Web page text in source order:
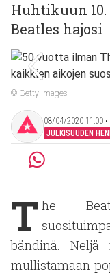
Huhtikuun
Beatles hajosi
© Getty Images
08/04/2020 11:00 ‧
JULKISUUDEN
T he
bändinä. Neljä
mullistamaan